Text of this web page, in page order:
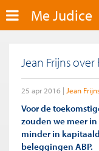
Me Judice
Jean Frijns
25 apr 2016 Jean
Voor de
zouden we meer
minder in
beleggingen ABP.